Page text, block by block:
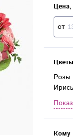
Цена,
от
Розы
Зелень
Кому